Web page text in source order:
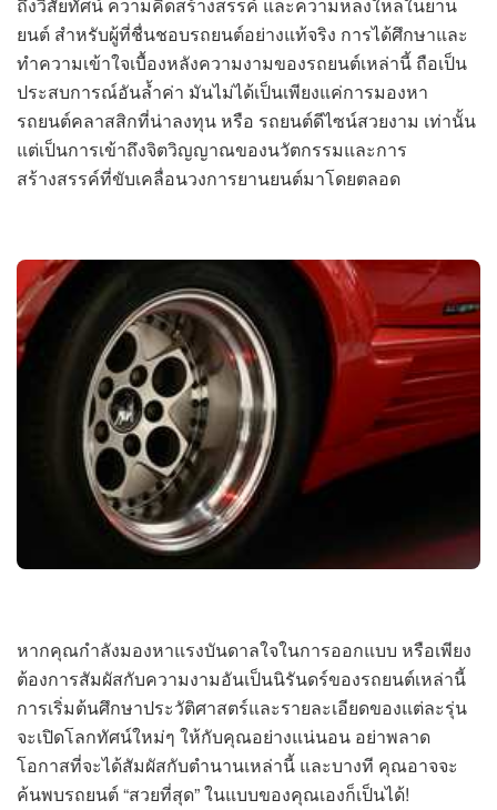
ถึงวิสัยทัศน์ ความคิดสร้างสรรค์ และความหลงใหลในยาน
ยนต์ สำหรับผู้ที่ชื่นชอบรถยนต์อย่างแท้จริง การได้ศึกษาและ
ทำความเข้าใจเบื้องหลังความงามของรถยนต์เหล่านี้ ถือเป็น
ประสบการณ์อันล้ำค่า มันไม่ได้เป็นเพียงแค่การมองหา
รถยนต์คลาสสิกที่น่าลงทุน หรือ รถยนต์ดีไซน์สวยงาม เท่านั้น
แต่เป็นการเข้าถึงจิตวิญญาณของนวัตกรรมและการ
สร้างสรรค์ที่ขับเคลื่อนวงการยานยนต์มาโดยตลอด
หากคุณกำลังมองหาแรงบันดาลใจในการออกแบบ หรือเพียง
ต้องการสัมผัสกับความงามอันเป็นนิรันดร์ของรถยนต์เหล่านี้
การเริ่มต้นศึกษาประวัติศาสตร์และรายละเอียดของแต่ละรุ่น
จะเปิดโลกทัศน์ใหม่ๆ ให้กับคุณอย่างแน่นอน อย่าพลาด
โอกาสที่จะได้สัมผัสกับตำนานเหล่านี้ และบางที คุณอาจจะ
ค้นพบรถยนต์ “สวยที่สุด” ในแบบของคุณเองก็เป็นได้!